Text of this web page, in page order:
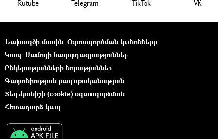
Rutube Telegram ТikТоk VK
Նախագծի մասին Օգտագործման կանոնները
Կապ Մամուլի հաղորդագրություններ
Ընկերությունների նորություններ
Գաղտնիության քաղաքականություն
Տեղեկանիշի (cookie) օգտագործման
Հետադարձ կապ